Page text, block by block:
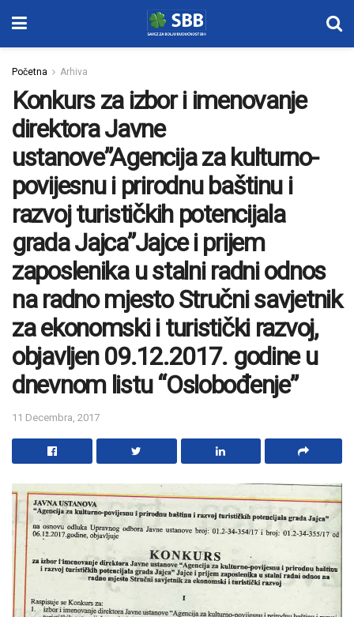
Početna Arhiva
Konkurs za izbor i imenovanje
direktora Javne
ustanove”Agencija za kulturno-
povijesnu i prirodnu baštinu i
razvoj turističkih potencijala
grada Jajca”Jajce i prijem
zaposlenika u stalni radni odnos
na radno mjesto Stručni savjetnik
za ekonomski i turistički razvoj,
objavljen 09.12.2017. godine u
dnevnom listu “Oslobođenje”
11 Decembra, 2017